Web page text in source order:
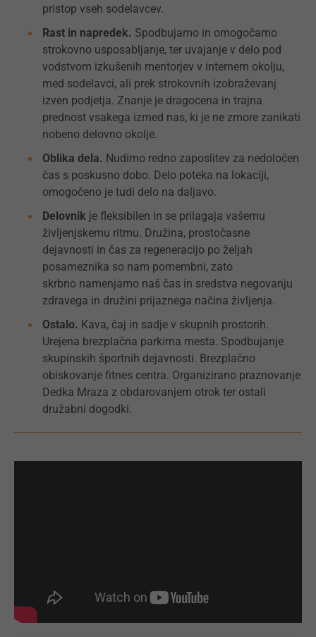
pristop vseh sodelavcev.
Rast in napredek. Spodbujamo in omogočamo
strokovno usposabljanje, ter uvajanje v delo pod
vodstvom izkušenih mentorjev v internem okolju,
med sodelavci, ali prek strokovnih izobraževanj
izven podjetja. Znanje je dragocena in trajna
prednost vsakega izmed nas, ki je ne zmore zanikati
nobeno delovno okolje.
Oblika dela. Nudimo redno zaposlitev za nedoločen
čas s poskusno dobo. Delo poteka na lokaciji,
omogočeno je tudi delo na daljavo.
Delovnik je fleksibilen in se prilagaja vašemu
življenjskemu ritmu. Družina, prostočasne
dejavnosti in čas za regeneracijo po željah
posameznika so nam pomembni, zato
skrbno namenjamo naš čas in sredstva negovanju
zdravega in družini prijaznega načina življenja.
Ostalo. Kava, čaj in sadje v skupnih prostorih.
Urejena brezplačna parkirna mesta. Spodbujanje
skupinskih športnih dejavnosti. Brezplačno
obiskovanje fitnes centra. Organizirano praznovanje
Dedka Mraza z obdarovanjem otrok ter ostali
družabni dogodki.